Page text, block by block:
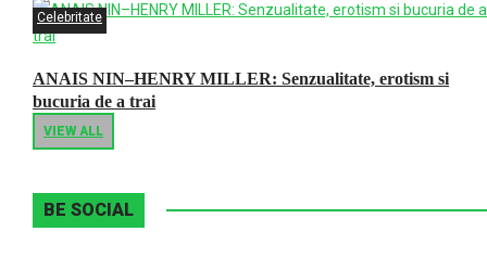
Celebritate
ANAIS NIN–HENRY MILLER: Senzualitate, erotism si
bucuria de a trai
VIEW ALL
BE SOCIAL